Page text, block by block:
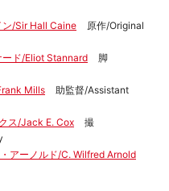
ン/Sir Hall Caine
原作/Original
ード/Eliot Stannard
脚
Mills
助監督/Assistant
ス/Jack E. Cox
撮
アーノルド/C. Wilfred Arnold